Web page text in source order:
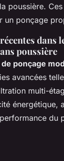
poussière.
un ponçage
dans
poussière
ponçage
avancées
multi-
énergétique,
du